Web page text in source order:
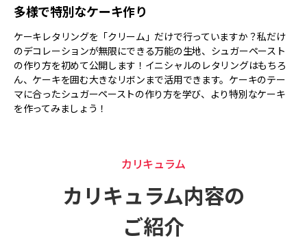
多様で特別なケーキ作り
ケーキレタリングを「クリーム」だけで行っていますか？私だけ
のデコレーションが無限にできる万能の生地、シュガーペースト
の作り方を初めて公開します！イニシャルのレタリングはもちろ
ん、ケーキを囲む大きなリボンまで活用できます。ケーキのテー
マに合ったシュガーペーストの作り方を学び、より特別なケーキ
を作ってみましょう！
カリキュラム
カリキュラム内容の
ご紹介